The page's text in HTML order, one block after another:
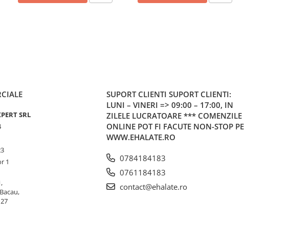
SRL
1
SUPORT CLIENTI SUPORT CLIENTI:
LUNI – VINERI => 09:00 – 17:00, IN
ZILELE LUCRATOARE *** COMENZILE
ONLINE POT FI FACUTE NON-STOP PE
WWW.EHALATE.RO
0784184183
0761184183
contact@ehalate.ro